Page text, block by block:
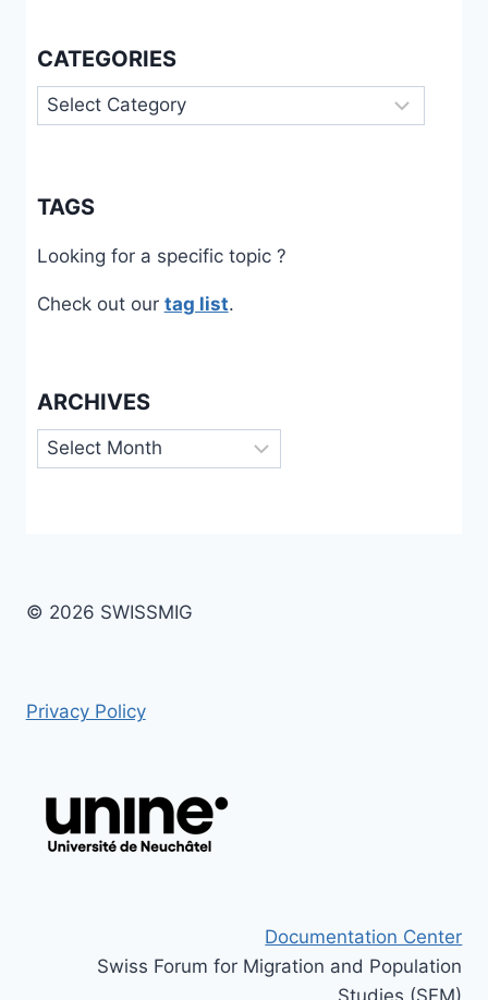
CATEGORIES
Categories
TAGS
Looking for a specific topic ?
Check out our tag list.
ARCHIVES
Archives
© 2026 SWISSMIG
Privacy Policy
Documentation Center
Swiss Forum for Migration and Population